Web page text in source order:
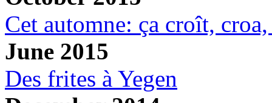
Cet automne: ça croît,
June 2015
Des frites à Yegen